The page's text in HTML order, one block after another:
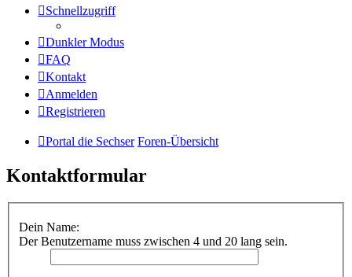
Schnellzugriff
Dunkler Modus
FAQ
Kontakt
Anmelden
Registrieren
Portal die Sechser Foren-Übersicht
Kontaktformular
Dein Name:
Der Benutzername muss zwischen 4 und 20 lang sein.